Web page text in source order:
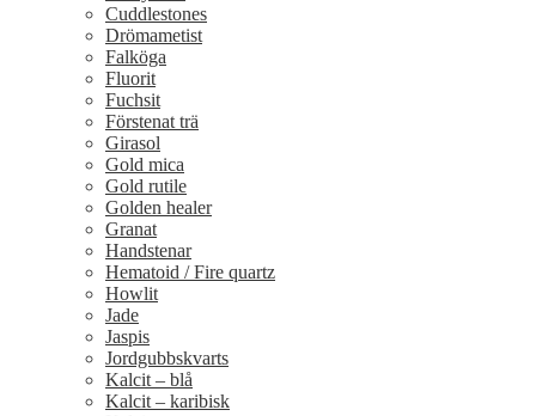
Cuddlestones
Drömametist
Falköga
Fluorit
Fuchsit
Förstenat trä
Girasol
Gold mica
Gold rutile
Golden healer
Granat
Handstenar
Hematoid / Fire quartz
Howlit
Jade
Jaspis
Jordgubbskvarts
Kalcit – blå
Kalcit – karibisk